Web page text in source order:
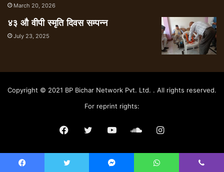
March 20, 2026
४३ औ वीपी स्मृति दिवस सम्पन्न
July 23, 2025
Copyright © 2021 BP Bichar Network Pvt. Ltd. . All rights reserved.
For reprint rights:
Facebook
TwitterYouTubeSoundCloud
Instagram